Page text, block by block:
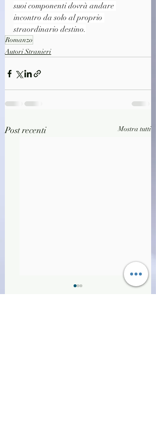
suoi componenti dovrà andare
incontro da solo al proprio
straordinario destino.
Romanzo
Autori Stranieri
Post recenti Mostra tutti